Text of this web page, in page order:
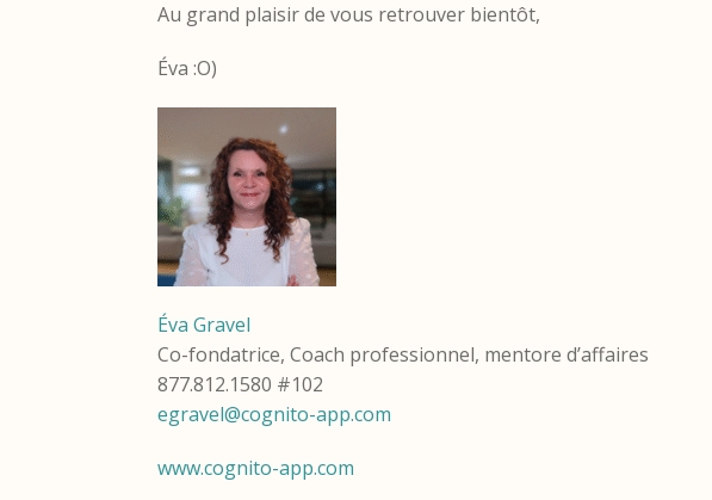
Au grand plaisir de vous retrouver bientôt,
Éva :O)
Éva Gravel
Co-fondatrice, Coach professionnel, mentore d’affaires
877.812.1580 #102
egravel@cognito-app.com
www.cognito-app.com